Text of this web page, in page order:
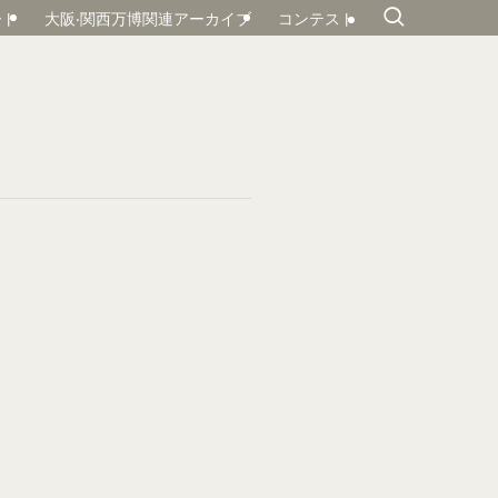
大阪‧関⻄万博関連アーカイブ コンテスト